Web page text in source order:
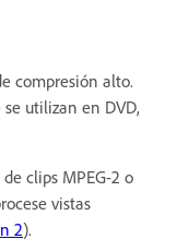
compresión alto.
utilizan en DVD,
clips MPEG-2 o
vistas
2).